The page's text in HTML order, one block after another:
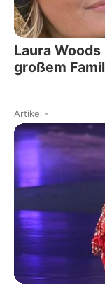
Laura
großem
Artikel -